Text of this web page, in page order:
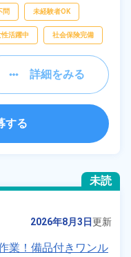
問 未経験者OK
性活躍中 社会保険完備
詳細をみる
する
未読
2026年8月3日更新
業！備品付きワンル